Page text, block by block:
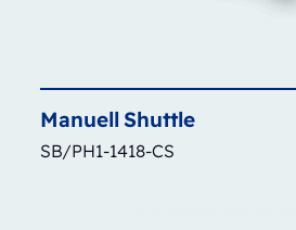
Manuell Shuttle
SB/PH1-1418-CS